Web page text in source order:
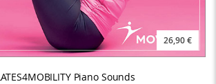
26,90 €
Piano Sounds